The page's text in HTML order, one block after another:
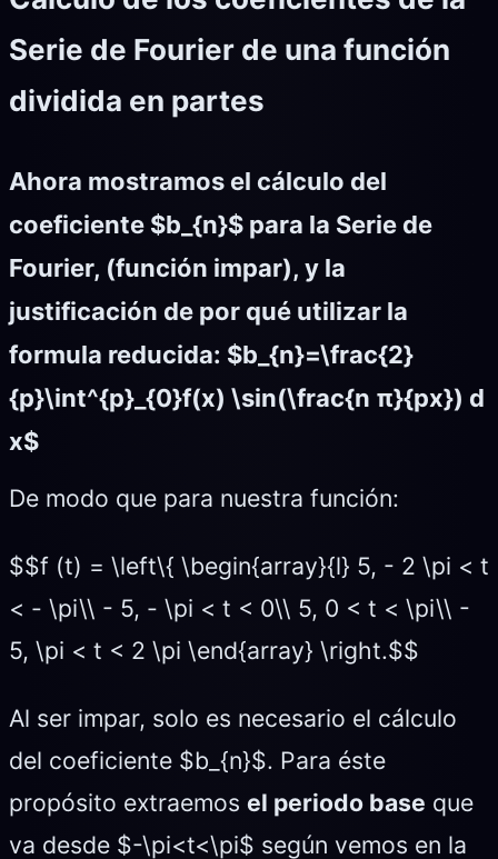
Serie de Fourier de una función
dividida en partes
Ahora mostramos el cálculo del
coeficiente $b_{n}$ para la Serie de
Fourier, (función impar), y la
justificación de por qué utilizar la
formula reducida: $b_{n}=\frac{2}
{p}\int^{p}_{0}f(x) \sin(\frac{n π}{px}) d
x$
De modo que para nuestra función:
$$f (t) = \left\{ \begin{array}{l} 5, - 2 \pi < t
< - \pi\\ - 5, - \pi < t < 0\\ 5, 0 < t < \pi\\ -
5, \pi < t < 2 \pi \end{array} \right.$$
Al ser impar, solo es necesario el cálculo
del coeficiente $b_{n}$. Para éste
propósito extraemos el periodo base que
va desde $-\pi<t<\pi$ según vemos en la